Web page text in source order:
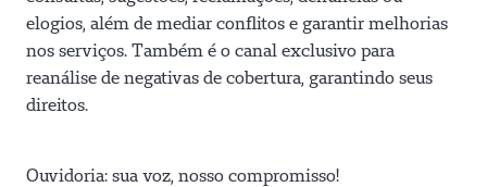
elogios, além de mediar conflitos e garantir melhorias
nos serviços. Também é o canal exclusivo para
reanálise de negativas de cobertura, garantindo seus
direitos.
Ouvidoria: sua voz, nosso compromisso!